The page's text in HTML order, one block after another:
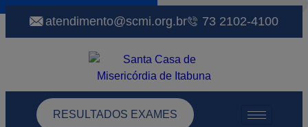
atendimento@scmi.org.br 73 2102-4100
RESULTADOS EXAMES